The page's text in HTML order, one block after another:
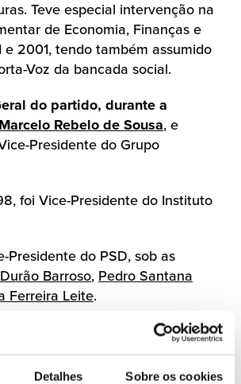
Detalhes Sobre os cookies
Teve especial intervenção na
de Economia, Finanças e
e 2001, tendo também assumido
Voz da bancada social.
do partido, durante a
Marcelo Rebelo de Sousa, e
Presidente do Grupo
foi Vice-Presidente do Instituto
Presidente do PSD, sob as
Durão Barroso, Pedro Santana
Ferreira Leite.
da Câmara Municipal do Porto
em 2005 e 2009. Ao terminar o
em outubro de 2013,